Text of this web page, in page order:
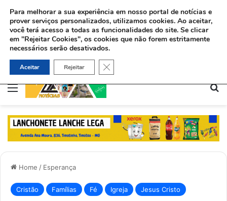
Menu
Home / Esperança
Cristão Famílias Fé Igreja Jesus Cristo
Para melhorar a sua experiência em nosso portal de notícias e
prover serviços personalizados, utilizamos cookies. Ao aceitar,
você terá acesso a todas as funcionalidades do site. Se clicar
em "Rejeitar Cookies", os cookies que não forem estritamente
necessários serão desativados.
Aceitar Rejeitar Close GDPR Cookie Banner